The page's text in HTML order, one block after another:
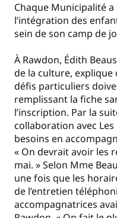
Chaque Municipalité
l’intégration des
sein de son camp de
À Rawdon, Édith
de la culture, explique
défis particuliers
remplissant la fiche
l’inscription. Par la
collaboration avec
besoins en
« On devrait avoir les
mai. » Selon Mme
une fois que les
de l’entretien
accompagnatrices